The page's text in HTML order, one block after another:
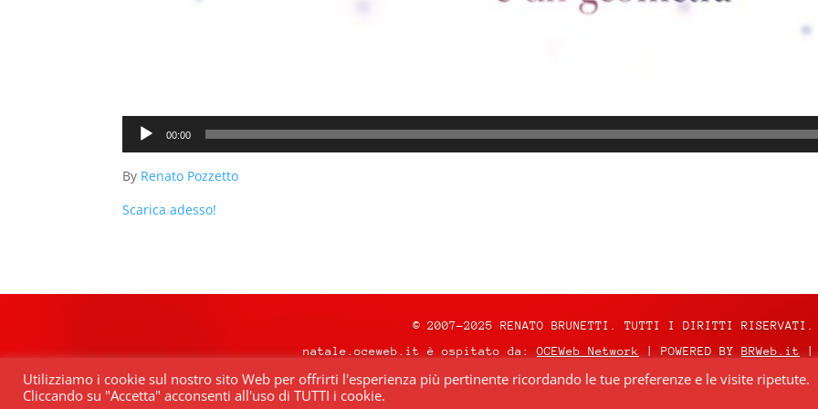
Audio
Player
00:00
By Renato Pozzetto
Scarica adesso!
© 2007-2025 RENATO BRUNETTI. TUTTI I DIRITTI RISERVATI.
natale.oceweb.it è ospitato da:OCEWeb Network | POWERED BY BRWeb.it
Creative Commons Attribuzione – Non commerciale –
Utilizziamo i cookie sul nostro sito Web per offrirti l'esperienza più pertinente ricordando le tue preferenze e le visite ripetute.
Cliccando su "Accetta" acconsenti all'uso di TUTTI i cookie.